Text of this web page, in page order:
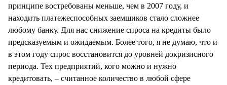
принципе востребованы меньше, чем в 2007 году, и
находить платежеспособных заемщиков стало сложнее
любому банку. Для нас снижение спроса на кредиты было
предсказуемым и ожидаемым. Более того, я не думаю, что и
в этом году спрос восстановится до уровней докризисного
периода. Тех предприятий, кого можно и нужно
кредитовать, – считанное количество в любой сфере